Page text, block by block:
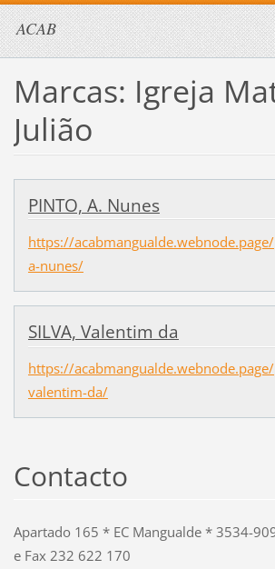
ACAB
Marcas: Igreja
Julião
PINTO, A. Nunes
https://
a-nunes/
SILVA, Valentim da
https://
valentim-da/
Contacto
Apartado 165 * EC Mangualde * 3534-
e Fax 232 622 170